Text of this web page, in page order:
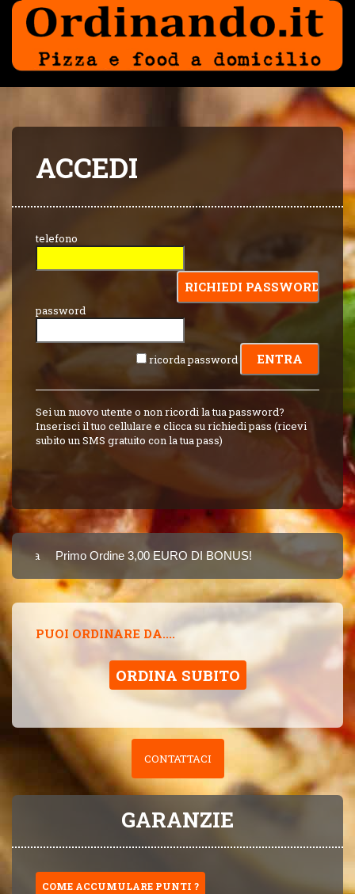
ACCEDI
telefono
password
ricorda password
Sei un nuovo utente o non ricordi la tua password?
Inserisci il tuo cellulare e clicca su richiedi pass (ricevi
subito un SMS gratuito con la tua pass)
Primo Ordine 3,00 EURO DI BONUS!
8 PUNTI 3,00
PUOI ORDINARE DA....
ORDINA SUBITO
CONTATTACI
GARANZIE
COME ACCUMULARE PUNTI ?